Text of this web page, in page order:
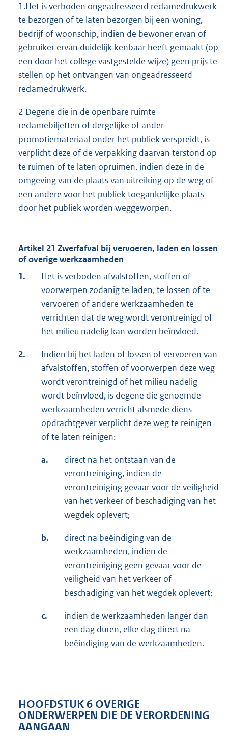
1.Het is verboden ongeadresseerd reclamedrukwerk
te bezorgen of te laten bezorgen bij een woning,
bedrijf of woonschip, indien de bewoner ervan of
gebruiker ervan duidelijk kenbaar heeft gemaakt (op
een door het college vastgestelde wijze) geen prijs te
stellen op het ontvangen van ongeadresseerd
reclamedrukwerk.
2 Degene die in de openbare ruimte
reclamebiljetten of dergelijke of ander
promotiemateriaal onder het publiek verspreidt, is
verplicht deze of de verpakking daarvan terstond op
te ruimen of te laten opruimen, indien deze in de
omgeving van de plaats van uitreiking op de weg of
een andere voor het publiek toegankelijke plaats
door het publiek worden weggeworpen.
Artikel 21 Zwerfafval bij vervoeren, laden en lossen
of overige werkzaamheden
1.
Het is verboden afvalstoffen, stoffen of
voorwerpen zodanig te laden, te lossen of te
vervoeren of andere werkzaamheden te
verrichten dat de weg wordt verontreinigd of
het milieu nadelig kan worden beïnvloed.
2.
Indien bij het laden of lossen of vervoeren van
afvalstoffen, stoffen of voorwerpen deze weg
wordt verontreinigd of het milieu nadelig
wordt beïnvloed, is degene die genoemde
werkzaamheden verricht alsmede diens
opdrachtgever verplicht deze weg te reinigen
of te laten reinigen:
a.
direct na het ontstaan van de
verontreiniging, indien de
verontreiniging gevaar voor de veiligheid
van het verkeer of beschadiging van het
wegdek oplevert;
b.
direct na beëindiging van de
werkzaamheden, indien de
verontreiniging geen gevaar voor de
veiligheid van het verkeer of
beschadiging van het wegdek oplevert;
c.
indien de werkzaamheden langer dan
een dag duren, elke dag direct na
beëindiging van de werkzaamheden.
HOOFDSTUK 6 OVERIGE
ONDERWERPEN DIE DE VERORDENING
AANGAAN